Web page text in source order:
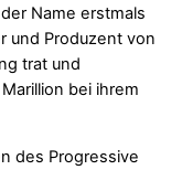
Name erstmals
und Produzent von
trat und
bei ihrem
des Progressive